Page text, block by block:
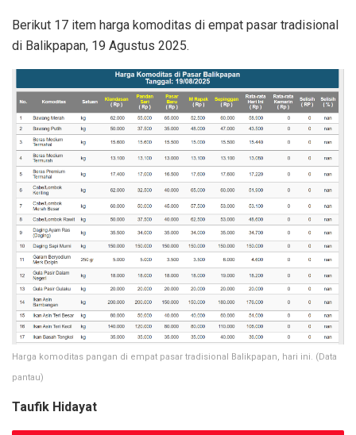
Berikut 17 item harga komoditas di empat pasar tradisional
di Balikpapan, 19 Agustus 2025.
Harga komoditas pangan di empat pasar tradisional Balikpapan, hari ini. (Data
pantau)
Taufik Hidayat